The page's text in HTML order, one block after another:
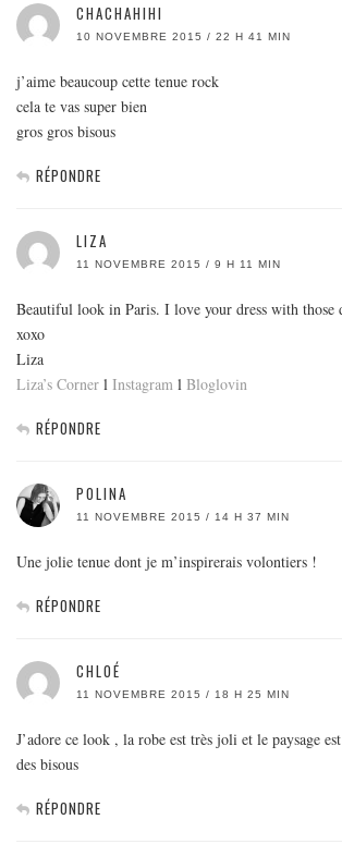
CHACHAHIHI
10 NOVEMBRE 2015 / 22 H 41 MIN
j’aime beaucoup cette tenue rock
cela te vas super bien
gros gros bisous
RÉPONDRE
LIZA
11 NOVEMBRE 2015 / 9 H 11 MIN
Beautiful look in Paris. I love your dress with those
xoxo
Liza
Liza’s Corner l Instagram l Bloglovin
RÉPONDRE
POLINA
11 NOVEMBRE 2015 / 14 H 37 MIN
Une jolie tenue dont je m’inspirerais volontiers !
RÉPONDRE
CHLOÉ
11 NOVEMBRE 2015 / 18 H 25 MIN
J’adore ce look , la robe est très joli et le paysage
des bisous
RÉPONDRE